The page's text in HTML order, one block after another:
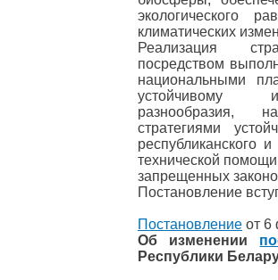
экологического
климатических
Реализация
посредством
национальными
устойчивому
разнообразия,
стратегиями
республиканского
технической
запрещенных
Постановление
Постановление от 6
Об изменении
Республики